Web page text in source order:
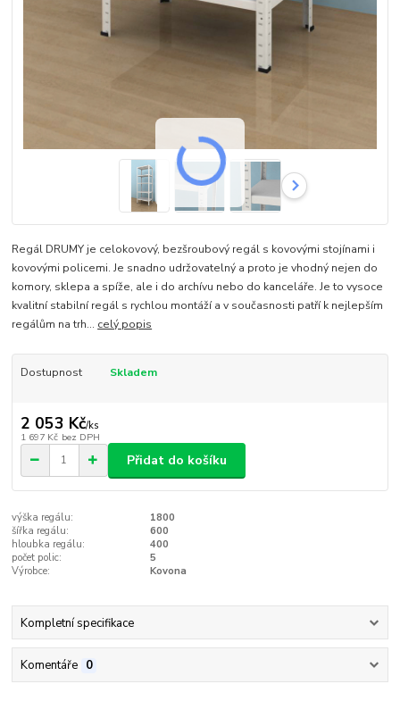
Regál DRUMY je celokovový, bezšroubový regál s kovovými stojínami i
kovovými policemi. Je snadno udržovatelný a proto je vhodný nejen do
komory, sklepa a spíže, ale i do archívu nebo do kanceláře. Je to vysoce
kvalitní stabilní regál s rychlou montáží a v současnosti patří k nejlepším
regálům na trh... celý popis
Dostupnost Skladem
2 053 Kč/ks
1 697 Kč bez DPH
Přidat do košíku
výška regálu:
1800
šířka regálu:
600
hloubka regálu:
400
počet polic:
5
Výrobce:
Kovona
Kompletní specifikace
Komentáře 0